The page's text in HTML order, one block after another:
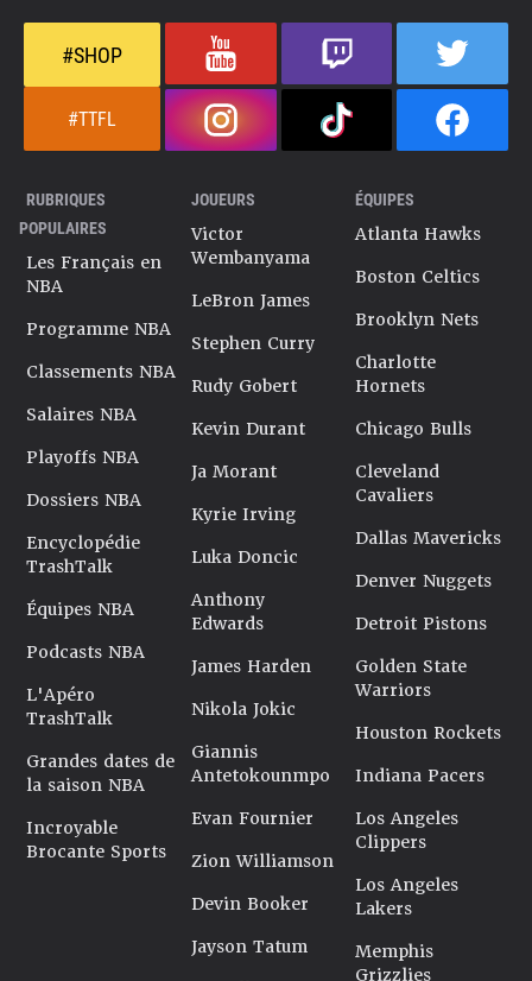
#SHOP
#TTFL
RUBRIQUES
POPULAIRES
Les Français en
NBA
Programme NBA
Classements NBA
Salaires NBA
Playoffs NBA
Dossiers NBA
Encyclopédie
TrashTalk
Équipes NBA
Podcasts NBA
L'Apéro
TrashTalk
Grandes dates de
la saison NBA
Incroyable
Brocante Sports
JOUEURS
Victor
Wembanyama
LeBron James
Stephen Curry
Rudy Gobert
Kevin Durant
Ja Morant
Kyrie Irving
Luka Doncic
Anthony
Edwards
James Harden
Nikola Jokic
Giannis
Antetokounmpo
Evan Fournier
Zion Williamson
Devin Booker
Jayson Tatum
ÉQUIPES
Atlanta Hawks
Boston Celtics
Brooklyn Nets
Charlotte
Hornets
Chicago Bulls
Cleveland
Cavaliers
Dallas Mavericks
Denver Nuggets
Detroit Pistons
Golden State
Warriors
Houston Rockets
Indiana Pacers
Los Angeles
Clippers
Los Angeles
Lakers
Memphis
Grizzlies